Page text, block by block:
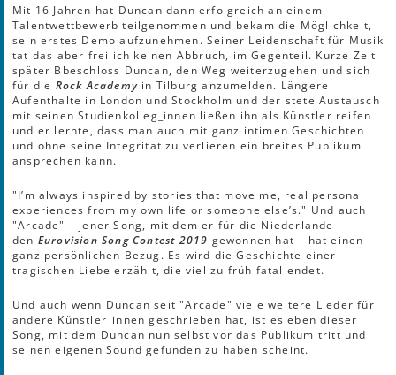
Mit 16 Jahren hat Duncan dann erfolgreich an einem
Talentwettbewerb teilgenommen und bekam die Möglichkeit,
sein erstes Demo aufzunehmen. Seiner Leidenschaft für Musik
tat das aber freilich keinen Abbruch, im Gegenteil. Kurze Zeit
später Bbeschloss Duncan, den Weg weiterzugehen und sich
für die Rock Academy in Tilburg anzumelden. Längere
Aufenthalte in London und Stockholm und der stete Austausch
mit seinen Studienkolleg_innen ließen ihn als Künstler reifen
und er lernte, dass man auch mit ganz intimen Geschichten
und ohne seine Integrität zu verlieren ein breites Publikum
ansprechen kann.
"I’m always inspired by stories that move me, real personal
experiences from my own life or someone else’s." Und auch
"Arcade" – jener Song, mit dem er für die Niederlande
den Eurovision Song Contest 2019 gewonnen hat – hat einen
ganz persönlichen Bezug. Es wird die Geschichte einer
tragischen Liebe erzählt, die viel zu früh fatal endet.
Und auch wenn Duncan seit "Arcade" viele weitere Lieder für
andere Künstler_innen geschrieben hat, ist es eben dieser
Song, mit dem Duncan nun selbst vor das Publikum tritt und
seinen eigenen Sound gefunden zu haben scheint.